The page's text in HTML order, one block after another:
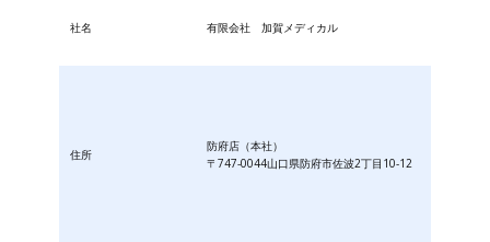
社名 有限会社 加賀メディカル
住所
防府店（本社）
〒747-0044山口県防府市佐波2丁目10-12